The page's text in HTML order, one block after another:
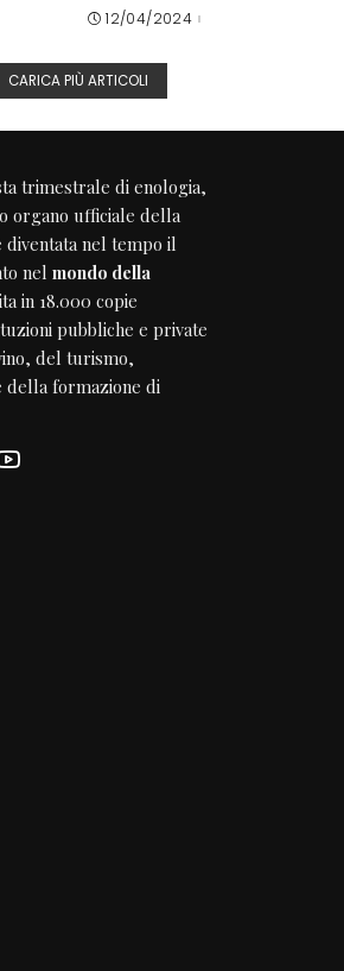
12/04/2024
CARICA PIÙ ARTICOLI
trimestrale di enologia,
organo ufficiale della
diventata nel tempo il
nel mondo della
in 18.000 copie
pubbliche e private
del turismo,
della formazione di